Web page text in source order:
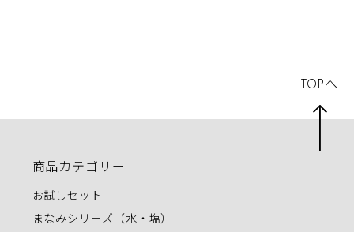
商品カテゴリー
お試しセット
まなみシリーズ（水・塩）
TOPへ